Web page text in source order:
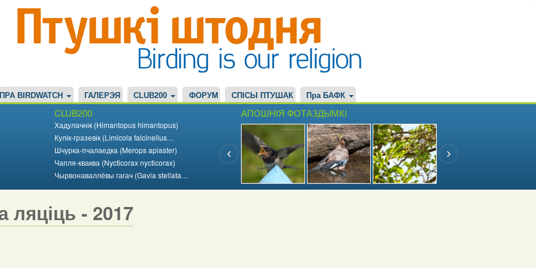
ПРА BIRDWATCH ГАЛЕРЭЯ CLUB200 ФОРУМ СПІСЫ ПТУШАК Пра БАФК
CLUB200
Хадулачнік (Himantopus himantopus)
Кулік-гразевік (Limicola falcinellus…
Шчурка-пчалаедка (Merops apiaster)
Чапля-кваква (Nycticorax nycticorax)
Чырвонаваллёвы гагач (Gavia stellata…
АПОШНІЯ ФОТАЗДЫМКІ
ляціць - 2017